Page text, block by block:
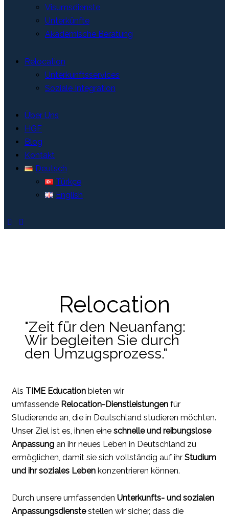
Visumsdienste
Unterkünfte
Akademische Beratung
Relocation
Unterkunftsservices
Soziale Integration
Über Uns
HGF
Blog
Kontakt
Deutsch
Türkçe
English
Relocation
"Zeit für den Neuanfang:
Wir begleiten Sie durch
den Umzugsprozess.“
Als TIME Education bieten wir
umfassende Relocation-Dienstleistungen für
Studierende an, die in Deutschland studieren möchten.
Unser Ziel ist es, ihnen eine schnelle und reibungslose
Anpassung an ihr neues Leben in Deutschland zu
ermöglichen, damit sie sich vollständig auf ihr Studium
und ihr soziales Leben konzentrieren können.
Durch unsere umfassenden Unterkunfts- und sozialen
Anpassungsdienstestellen wir sicher, dass die